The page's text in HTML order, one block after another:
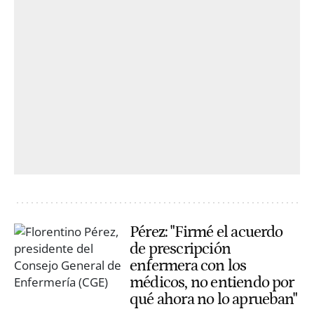
Pérez: "Firmé el acuerdo
de prescripción
enfermera con los
médicos, no entiendo por
qué ahora no lo aprueban"